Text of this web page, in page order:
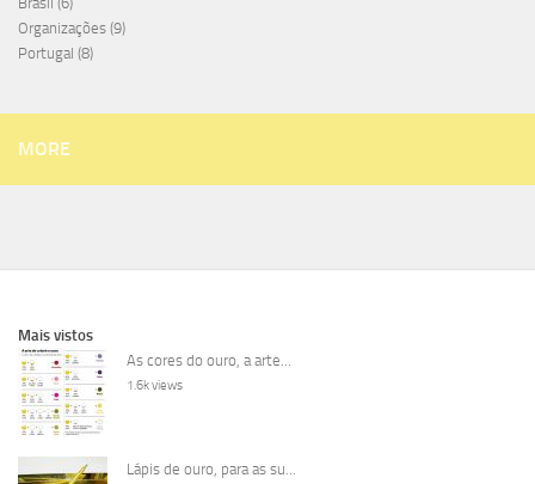
Organizações (9)
Portugal (8)
MORE
Mais vistos
As cores do ouro, a arte...
1.6k views
Lápis de ouro, para as su...